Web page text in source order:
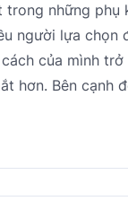
trong những phụ
người lựa chọn
của mình trở
hơn. Bên cạnh